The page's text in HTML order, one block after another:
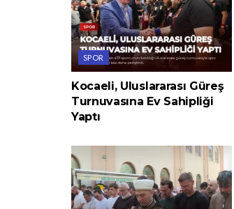
SPOR
Kocaeli, Uluslararası Güreş
Turnuvasına Ev Sahipliği
Yaptı